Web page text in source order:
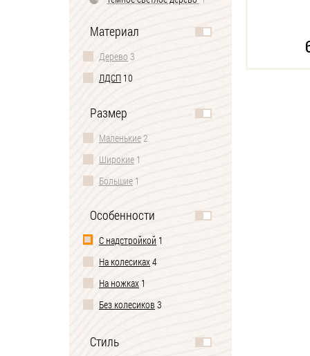
Материал
Дерево 3
ЛДСП 10
Размер
Маленькие2
Широкие 1
Большие 1
Особенности
С надстройкой 1
На колесиках4
На ножках 1
Без колесиков 3
3 ящика
Стиль